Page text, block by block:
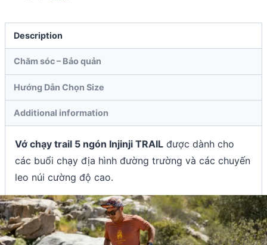
Description
Chăm sóc – Bảo quản
Hướng Dẫn Chọn Size
Additional information
Vớ chạy trail 5 ngón Injinji TRAIL được dành cho
các buổi chạy địa hình đường trường và các chuyến
leo núi cường độ cao.